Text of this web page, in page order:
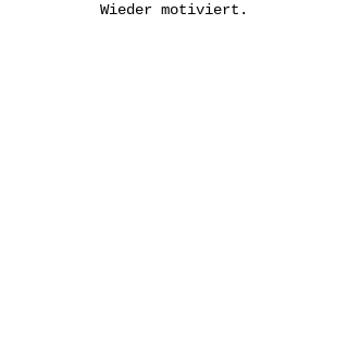
Wieder motiviert.